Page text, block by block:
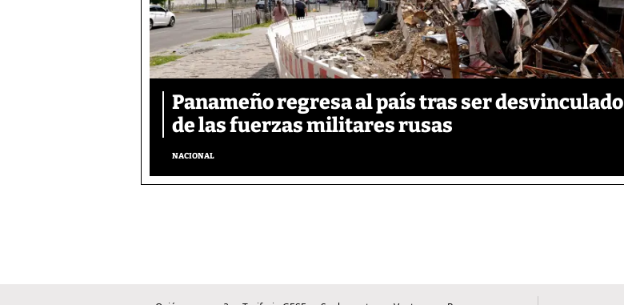
Panameño regresa al país tras ser desvinculado
de las fuerzas militares rusas
NACIONAL